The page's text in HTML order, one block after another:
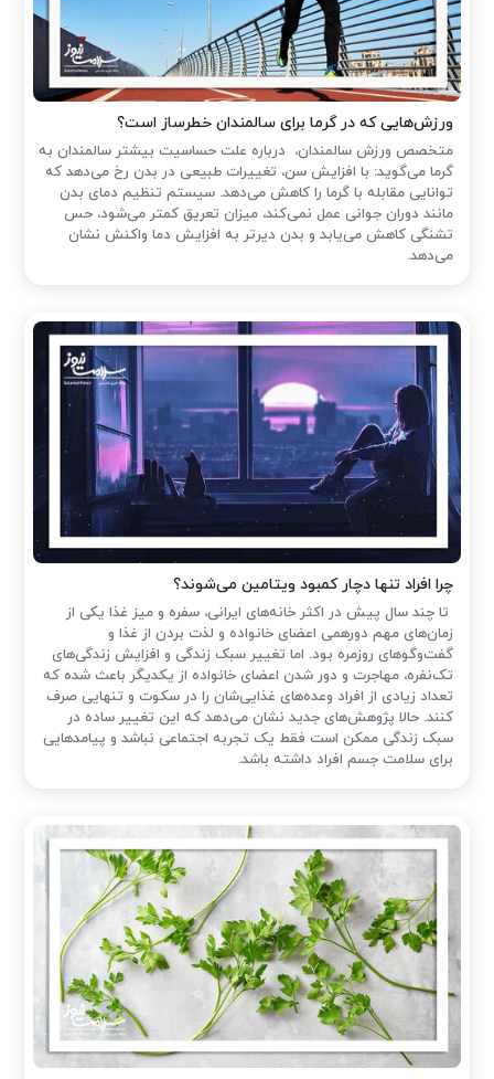
ورزش‌هایی که در گرما برای سالمندان خطرساز است؟
متخصص ورزش سالمندان، درباره علت حساسیت بیشتر سالمندان به
گرما می‌گوید: با افزایش سن، تغییرات طبیعی در بدن رخ می‌دهد که
توانایی مقابله با گرما را کاهش می‌دهد. سیستم تنظیم دمای بدن
مانند دوران جوانی عمل نمی‌کند، میزان تعریق کمتر می‌شود، حس
تشنگی کاهش می‌یابد و بدن دیرتر به افزایش دما واکنش نشان
می‌دهد.
چرا افراد تنها دچار کمبود ویتامین می‌شوند؟
تا چند سال پیش در اکثر خانه‌های ایرانی، سفره و میز غذا یکی از
زمان‌های مهم دورهمی اعضای خانواده و لذت بردن از غذا و
گفت‌وگوهای روزمره بود. اما تغییر سبک زندگی و افزایش زندگی‌های
تک‌نفره، مهاجرت و دور شدن اعضای خانواده از یکدیگر باعث شده که
تعداد زیادی از افراد وعده‌های غذایی‌شان را در سکوت و تنهایی صرف
کنند. حالا پژوهش‌های جدید نشان می‌دهد که این تغییر ساده در
سبک زندگی ممکن است فقط یک تجربه اجتماعی نباشد و پیامدهایی
برای سلامت جسم افراد داشته باشد.